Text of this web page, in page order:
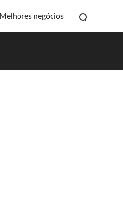
Melhores negócios